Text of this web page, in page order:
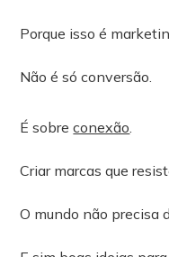
Porque isso é
Não é só conversão.
É sobreconexão
Criar marcas que
O mundo não precisa